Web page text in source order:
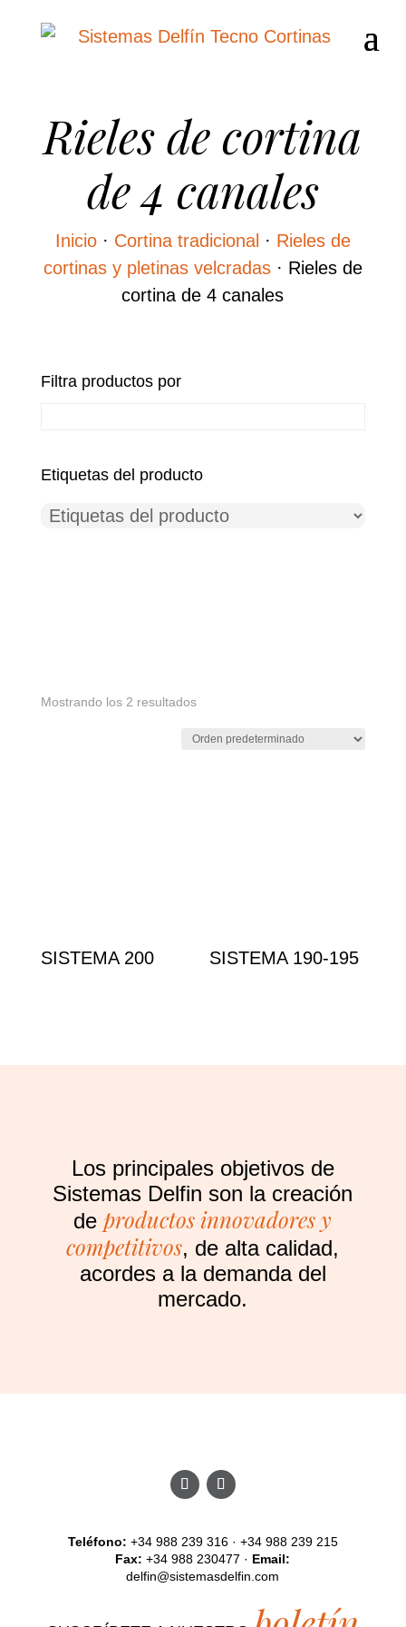
Rieles de cortina
de 4 canales
Inicio· Cortina tradicional · Rieles de
cortinas y pletinas velcradas· Rieles de
cortina de 4 canales
Filtra productos por
Etiquetas del producto
Mostrando los 2 resultados
SISTEMA 200 SISTEMA 190-195
Los principales objetivos de
Sistemas Delfin son la creación
deproductos innovadores y
competitivos, de alta calidad,
acordes a la demanda del
mercado.
Teléfono: +34 988 239 316 · +34 988 239 215
Fax: +34 988 230477 · Email:
delfin@sistemasdelfin.com